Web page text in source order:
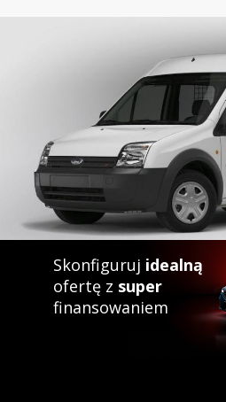
Skonfiguruj idealną
ofertę z super
finansowaniem